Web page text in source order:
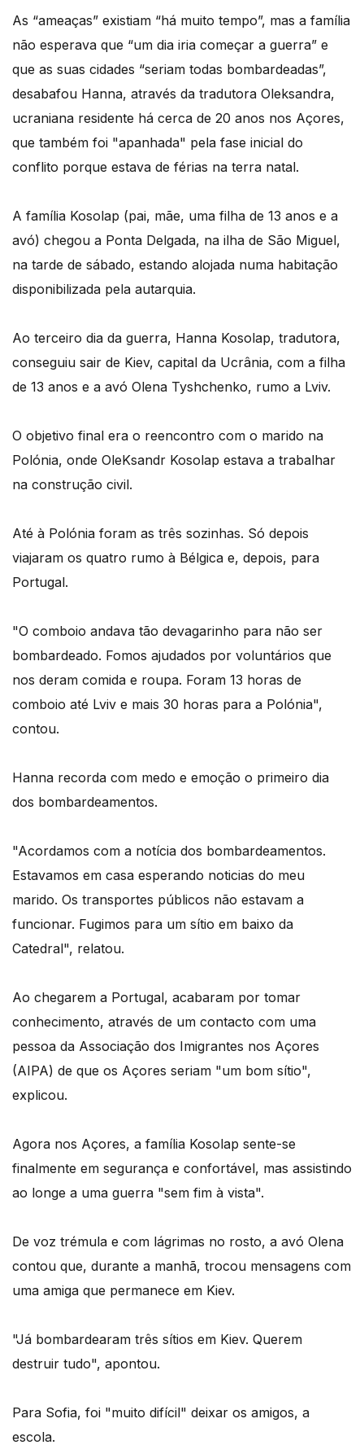
As “ameaças” existiam “há muito tempo”, mas a família
não esperava que “um dia iria começar a guerra” e
que as suas cidades “seriam todas bombardeadas”,
desabafou Hanna, através da tradutora Oleksandra,
ucraniana residente há cerca de 20 anos nos Açores,
que também foi "apanhada" pela fase inicial do
conflito porque estava de férias na terra natal.
A família Kosolap (pai, mãe, uma filha de 13 anos e a
avó) chegou a Ponta Delgada, na ilha de São Miguel,
na tarde de sábado, estando alojada numa habitação
disponibilizada pela autarquia.
Ao terceiro dia da guerra, Hanna Kosolap, tradutora,
conseguiu sair de Kiev, capital da Ucrânia, com a filha
de 13 anos e a avó Olena Tyshchenko, rumo a Lviv.
O objetivo final era o reencontro com o marido na
Polónia, onde OleKsandr Kosolap estava a trabalhar
na construção civil.
Até à Polónia foram as três sozinhas. Só depois
viajaram os quatro rumo à Bélgica e, depois, para
Portugal.
"O comboio andava tão devagarinho para não ser
bombardeado. Fomos ajudados por voluntários que
nos deram comida e roupa. Foram 13 horas de
comboio até Lviv e mais 30 horas para a Polónia",
contou.
Hanna recorda com medo e emoção o primeiro dia
dos bombardeamentos.
"Acordamos com a notícia dos bombardeamentos.
Estavamos em casa esperando noticias do meu
marido. Os transportes públicos não estavam a
funcionar. Fugimos para um sítio em baixo da
Catedral", relatou.
Ao chegarem a Portugal, acabaram por tomar
conhecimento, através de um contacto com uma
pessoa da Associação dos Imigrantes nos Açores
(AIPA) de que os Açores seriam "um bom sítio",
explicou.
Agora nos Açores, a família Kosolap sente-se
finalmente em segurança e confortável, mas assistindo
ao longe a uma guerra "sem fim à vista".
De voz trémula e com lágrimas no rosto, a avó Olena
contou que, durante a manhã, trocou mensagens com
uma amiga que permanece em Kiev.
"Já bombardearam três sítios em Kiev. Querem
destruir tudo", apontou.
Para Sofia, foi "muito difícil" deixar os amigos, a
escola.